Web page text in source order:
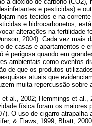
e pesticidas) e
nos tecidos e na
e hidrocarbonetos,
alterações na fertilidade
2004). Cada vez mais
casas e apartamentos e
perigosa quando em
ambientais como eventos
de que os produtos
atuais que
muita repercussão
al., 2002; Hemmings et
física foram os maiores
O uso de cigarro
& Flaws, 1999; Bhatt,